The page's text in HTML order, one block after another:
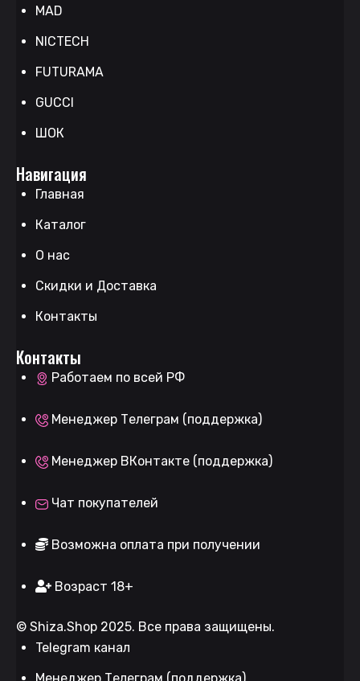
MAD
NICTECH
FUTURAMA
GUCCI
ШОК
Навигация
Главная
Каталог
О нас
Скидки и Доставка
Контакты
Контакты
Работаем по всей РФ
Менеджер Телеграм (поддержка)
Менеджер ВКонтакте (поддержка)
Чат покупателей
Возможна оплата при получении
Возраст 18+
© Shiza.Shop 2025. Все права защищены.
Telegram канал